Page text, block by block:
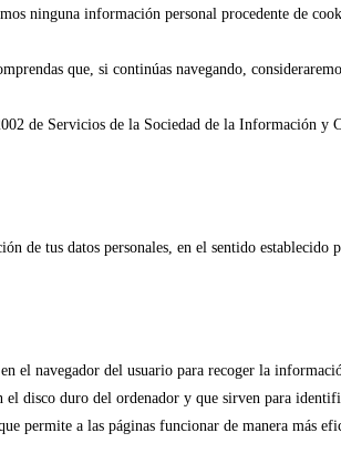
ninguna información personal procedente de
que, si continúas navegando,
de Servicios de la Sociedad de la Información
de tus datos personales, en el sentido
el navegador del usuario para recoger la
el disco duro del ordenador y que sirven para
permite a las páginas funcionar de manera más